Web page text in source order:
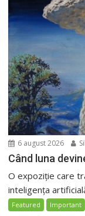
6 august 2026
Când luna
O expoziție care
inteligența
Featured Important